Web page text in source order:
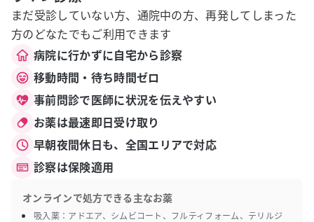
まだ受診していない方、通院中の方、再発してしまった
方のどなたでもご利用できます
病院に行かずに自宅から診察
移動時間・待ち時間ゼロ
事前問診で医師に状況を伝えやすい
お薬は最速即日受け取り
早朝夜間休日も、全国エリアで対応
診察は保険適用
オンラインで処方できる主なお薬
吸入薬：アドエア、シムビコート、フルティフォーム、テリルジ